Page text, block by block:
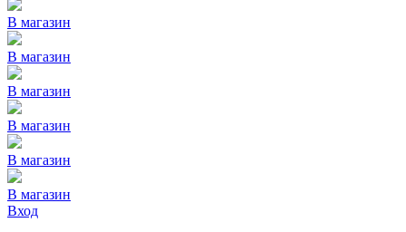
В магазин
В магазин
В магазин
В магазин
В магазин
В магазин
Вход